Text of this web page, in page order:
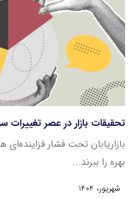
تحقیقات بازار در عصر تغییرات
بازاریابان تحت فشار فزاینده‌ای
بهره را ببرند...
شهریور، 1404